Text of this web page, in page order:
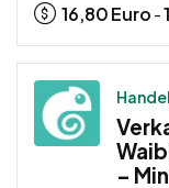
16,80Euro -
–